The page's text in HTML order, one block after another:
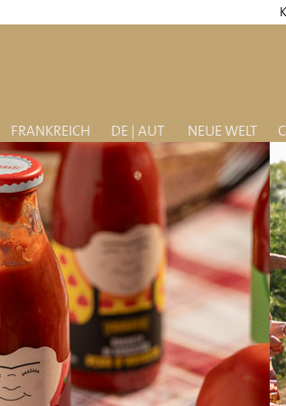
FRANKREICH DE | AUT NEUE WELT